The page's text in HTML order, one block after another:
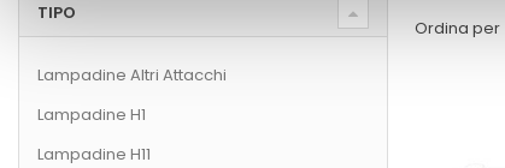
Ordina per
TIPO
Lampadine Altri Attacchi
Lampadine H1
Lampadine H11